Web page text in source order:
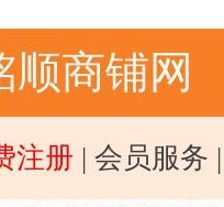
顺商铺网
注册 | 会员服务